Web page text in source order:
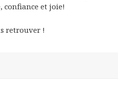
confiance et joie!
retrouver !